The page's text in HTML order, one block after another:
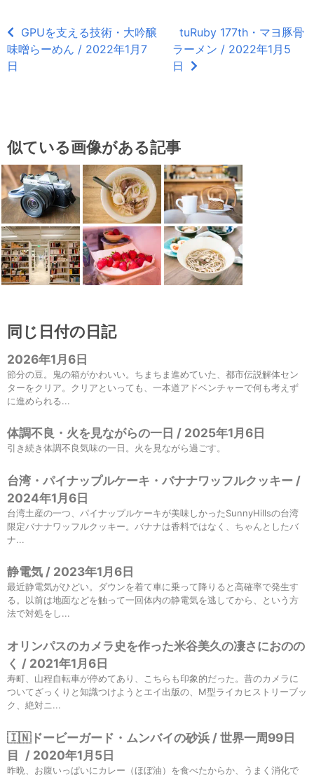
GPUを支える技術・大吟醸
味噌らーめん / 2022年1月7
日
tuRuby 177th・マヨ豚骨
ラーメン / 2022年1月5
日
似ている画像がある記事
同じ日付の日記
2026年1月6日
節分の豆。鬼の箱がかわいい。ちまちま進めていた、都市伝説解体セン
ターをクリア。クリアといっても、一本道アドベンチャーで何も考えず
に進められる...
体調不良・火を見ながらの一日 / 2025年1月6日
引き続き体調不良気味の一日。火を見ながら過ごす。
台湾・パイナップルケーキ・バナナワッフルクッキー /
2024年1月6日
台湾土産の一つ、パイナップルケーキが美味しかったSunnyHillsの台湾
限定バナナワッフルクッキー。バナナは香料ではなく、ちゃんとしたバ
ナ...
静電気 / 2023年1月6日
最近静電気がひどい。ダウンを着て車に乗って降りると高確率で発生す
る。以前は地面などを触って一回体内の静電気を逃してから、という方
法で対処をし...
オリンパスのカメラ史を作った米谷美久の凄さにおのの
く / 2021年1月6日
寿町、山程自転車が停めてあり、こちらも印象的だった。昔のカメラに
ついてざっくりと知識つけようとエイ出版の、M型ライカヒストリーブッ
ク、絶対ニ...
🇮🇳ドービーガード・ムンバイの砂浜 / 世界一周99日
目 / 2020年1月5日
昨晩、お腹いっぱいにカレー（ほぼ油）を食べたからか、うまく消化で